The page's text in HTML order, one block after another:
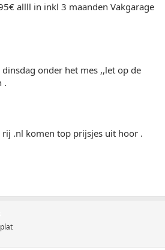
allll in inkl 3 maanden Vakgarage
onder het mes ,,let op de
.
.nl komen top prijsjes uit hoor .